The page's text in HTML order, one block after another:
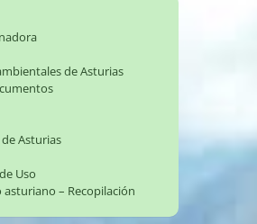
de Asturias
Asturias
Uso
– Recopilación